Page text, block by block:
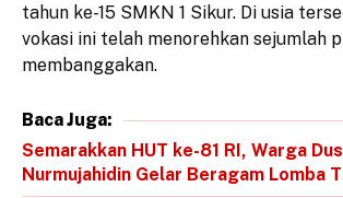
tahun ke-15 SMKN 1 Sikur. Di usia
vokasi ini telah menorehkan sejumlah
membanggakan.
Baca Juga:
Semarakkan HUT ke-81 RI, Warga
Nurmujahidin Gelar Beragam Lomba